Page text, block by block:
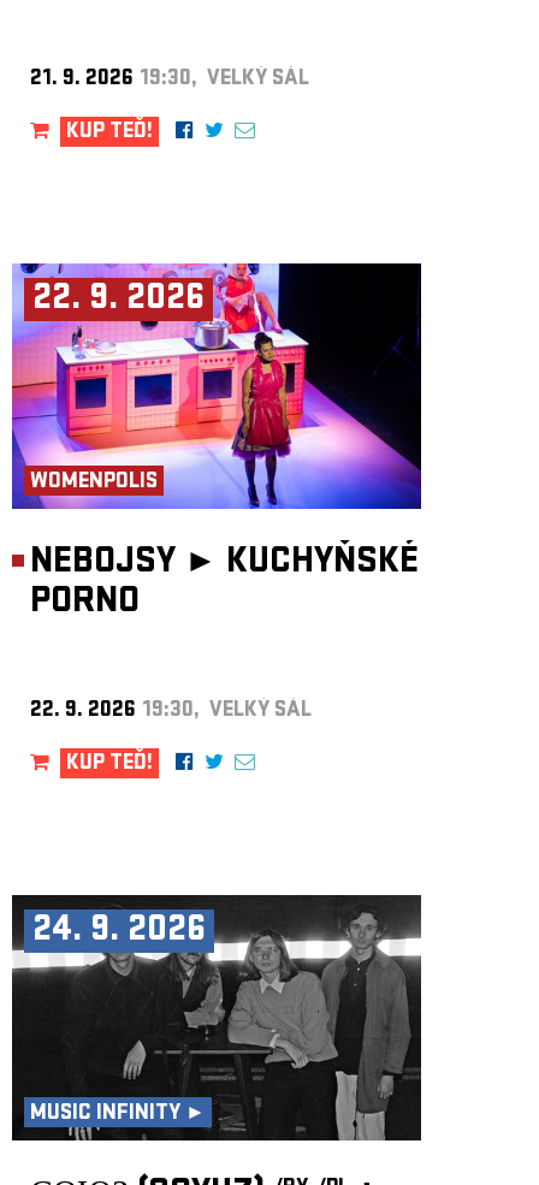
21. 9. 2026 19:30, VELKÝ SÁL
KUP TEĎ!
22. 9. 2026
WOMENPOLIS
NEBOJSY ► KUCHYŇSKÉ
PORNO
22. 9. 2026 19:30, VELKÝ SÁL
KUP TEĎ!
24. 9. 2026
MUSIC INFINITY ►